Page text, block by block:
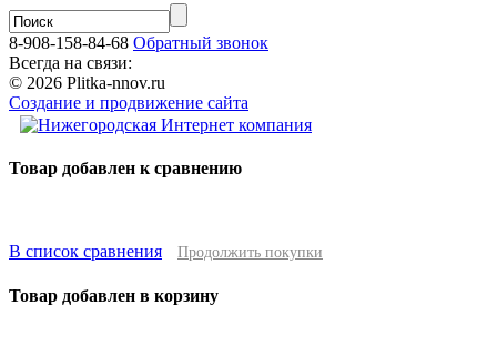
8-908-158-84-68 Обратный звонок
Всегда на связи:
© 2026 Plitka-nnov.ru
Создание и продвижение сайта
Товар добавлен к сравнению
В список сравнения Продолжить покупки
Товар добавлен в корзину